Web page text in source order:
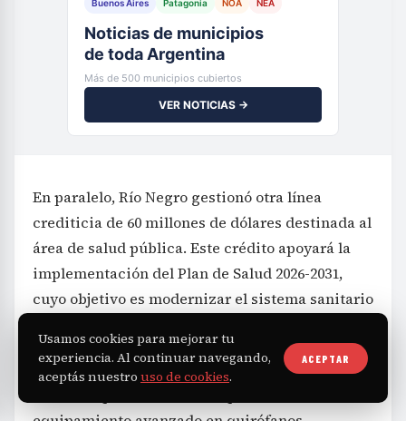
Buenos Aires Patagonia NOA NEA
Noticias de municipios
de toda Argentina
Más de 500 municipios cubiertos
VER NOTICIAS →
En paralelo, Río Negro gestionó otra línea
crediticia de 60 millones de dólares destinada al
área de salud pública. Este crédito apoyará la
implementación del Plan de Salud 2026-2031,
cuyo objetivo es modernizar el sistema sanitario
Según detalló el ministro de Salud, esta
Usamos cookies para mejorar tu
experiencia. Al continuar navegando,
aceptás nuestro uso de cookies.
ACEPTAR